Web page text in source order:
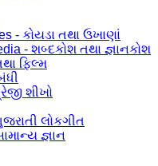
- કોયડા તથા ઉખાણાં
- શબ્દકોશ તથા જ્ઞાનકોશ
ફિલ્મ
શીખો
લોકગીત
જ્ઞાન